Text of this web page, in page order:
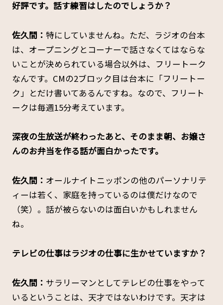
好評です。話す練習はしたのでしょうか？
佐久間： 特にしていませんね。ただ、ラジオの台本
は、オープニングとコーナーで話さなくてはならな
いことが決められている場合以外は、フリートーク
なんです。CMの2ブロック目は台本に「フリートー
ク」とだけ書いてあるんですね。なので、フリート
ークは毎週15分考えています。
――深夜の生放送が終わったあと、そのまま朝、お嬢さ
んのお弁当を作る話が面白かったです。
佐久間： オールナイトニッポンの他のパーソナリテ
ィーは若く、家庭を持っているのは僕だけなので
（笑）。話が被らないのは面白いかもしれません
ね。
――テレビの仕事はラジオの仕事に生かせていますか？
佐久間： サラリーマンとしてテレビの仕事をやって
いるということは、天才ではないわけです。天才は